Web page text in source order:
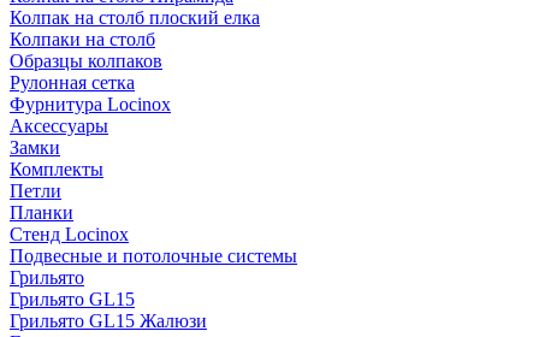
Колпак на столб плоский елка
Колпаки на столб
Образцы колпаков
Рулонная сетка
Фурнитура Locinox
Аксессуары
Замки
Комплекты
Петли
Планки
Стенд Locinox
Подвесные и потолочные системы
Грильято
Грильято GL15
Грильято GL15 Жалюзи